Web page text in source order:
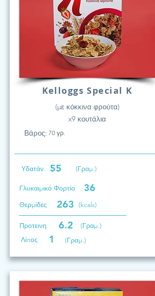
Kelloggs Special K
(με κόκκινα φρούτα)
x9 κουτάλια
Βάρος: 70 γρ.
Υδατάν. 55 (Γραμ.)
Γλυκαιμικό Φορτίο 36
Θερμίδες 263 (kcals)
Προτεινη 6.2
(Γραμ.)
Λίπος
1 (Γραμ.)